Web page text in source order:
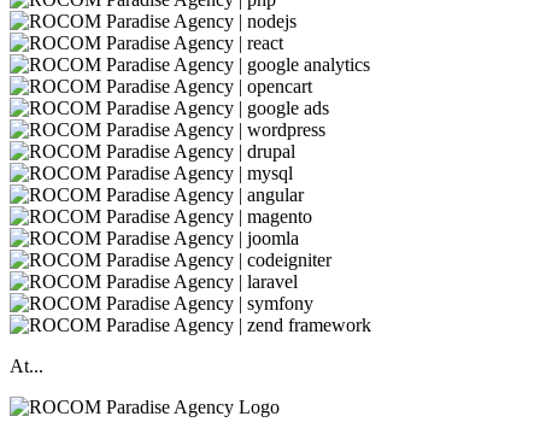
At...